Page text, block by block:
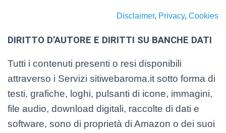
Disclaimer, Privacy, Cookies
DIRITTO D’AUTORE E DIRITTI SU BANCHE DATI
Tutti i contenuti presenti o resi disponibili
attraverso i Servizi sitiwebaroma.it sotto forma di
testi, grafiche, loghi, pulsanti di icone, immagini,
file audio, download digitali, raccolte di dati e
software, sono di proprietà di Amazon o dei suoi